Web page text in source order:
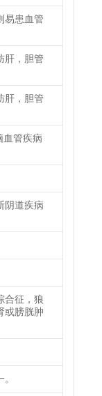
易患血管
肝，胆管
肝，胆管
血管疾病
阴道疾病
合征，狼
或膀胱肿